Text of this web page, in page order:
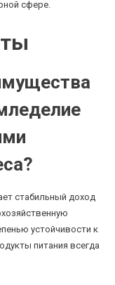
сфере.
стабильный доход
устойчивости к
питания всегда